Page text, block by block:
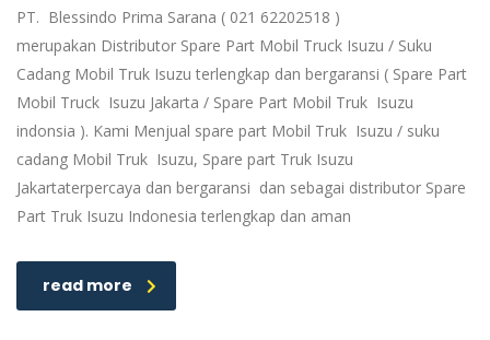
PT. Blessindo Prima Sarana ( 021 62202518 )
merupakan Distributor Spare Part Mobil Truck Isuzu / Suku
Cadang Mobil Truk Isuzu terlengkap dan bergaransi ( Spare Part
Mobil Truck Isuzu Jakarta / Spare Part Mobil Truk Isuzu
indonsia ). Kami Menjual spare part Mobil Truk Isuzu / suku
cadang Mobil Truk Isuzu, Spare part Truk Isuzu
Jakartaterpercaya dan bergaransi dan sebagai distributor Spare
Part Truk Isuzu Indonesia terlengkap dan aman
read more